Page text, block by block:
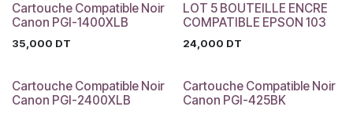
Cartouche Compatible Noir
Canon PGI-1400XLB
35,000 DT
LOT 5 BOUTEILLE ENCRE
COMPATIBLE EPSON 103
24,000 DT
Cartouche Compatible Noir
Canon PGI-2400XLB
Cartouche Compatible Noir
Canon PGI-425BK